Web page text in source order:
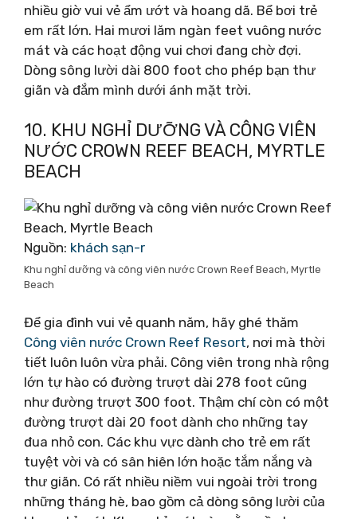
nhiều giờ vui vẻ ẩm ướt và hoang dã. Bể bơi trẻ
em rất lớn. Hai mươi lăm ngàn feet vuông nước
mát và các hoạt động vui chơi đang chờ đợi.
Dòng sông lười dài 800 foot cho phép bạn thư
giãn và đắm mình dưới ánh mặt trời.
10. KHU NGHỈ DƯỠNG VÀ CÔNG VIÊN
NƯỚC CROWN REEF BEACH, MYRTLE
BEACH
Nguồn: khách sạn-r
Khu nghỉ dưỡng và công viên nước Crown Reef Beach, Myrtle
Beach
Để gia đình vui vẻ quanh năm, hãy ghé thăm
Công viên nước Crown Reef Resort, nơi mà thời
tiết luôn luôn vừa phải. Công viên trong nhà rộng
lớn tự hào có đường trượt dài 278 foot cũng
như đường trượt 300 foot. Thậm chí còn có một
đường trượt dài 20 foot dành cho những tay
đua nhỏ con. Các khu vực dành cho trẻ em rất
tuyệt vời và có sân hiên lớn hoặc tắm nắng và
thư giãn. Có rất nhiều niềm vui ngoài trời trong
những tháng hè, bao gồm cả dòng sông lười của